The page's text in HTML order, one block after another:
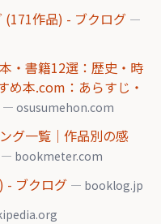
(171作品) - ブクログ —
・書籍12選：歴史・時
め本.com：あらすじ・
— osusumehon.com
グ一覧｜作品別の感
— bookmeter.com
- ブクログ — booklog.jp